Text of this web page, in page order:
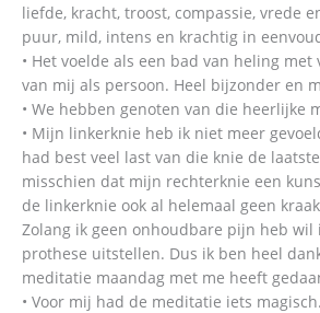
liefde, kracht, troost, compassie, vrede
puur, mild, intens en krachtig in
• Het voelde als een bad van heling
van mij als persoon. Heel bijzonder en
• We hebben genoten van die heerlijke
• Mijn linkerknie heb ik niet meer
had best veel last van die knie de
misschien dat mijn rechterknie een
de linkerknie ook al helemaal geen
Zolang ik geen onhoudbare pijn heb wil
prothese uitstellen. Dus ik ben heel
meditatie maandag met me heeft
• Voor mij had de meditatie iets